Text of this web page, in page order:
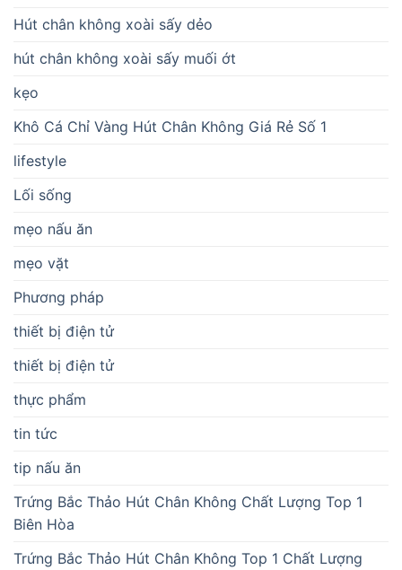
Hút chân không xoài sấy dẻo
hút chân không xoài sấy muối ớt
kẹo
Khô Cá Chỉ Vàng Hút Chân Không Giá Rẻ Số 1
lifestyle
Lối sống
mẹo nấu ăn
mẹo vặt
Phương pháp
thiết bị điện tử
thiết bị điện tử
thực phẩm
tin tức
tip nấu ăn
Trứng Bắc Thảo Hút Chân Không Chất Lượng Top 1
Biên Hòa
Trứng Bắc Thảo Hút Chân Không Top 1 Chất Lượng